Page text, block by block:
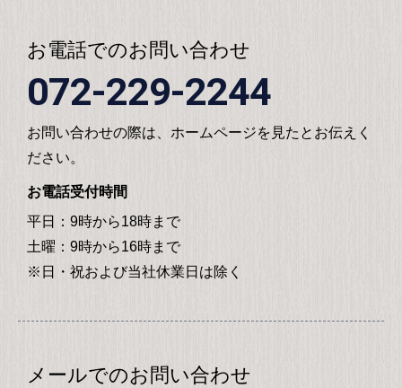
お電話でのお問い合わせ
072-229-2244
お問い合わせの際は、ホームページを見たとお伝えく
ださい。
お電話受付時間
平日：9時から18時まで
土曜：9時から16時まで
※日・祝および当社休業日は除く
メールでのお問い合わせ